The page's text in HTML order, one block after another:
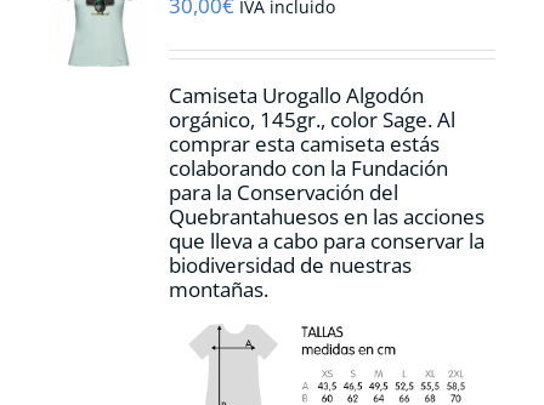
en
página
de
producto
IVA incluido
Camiseta Urogallo Algodón
orgánico, 145gr., color Sage. Al
comprar esta camiseta estás
colaborando con la Fundación
para la Conservación del
Quebrantahuesos en las acciones
que lleva a cabo para conservar la
biodiversidad de nuestras
montañas.